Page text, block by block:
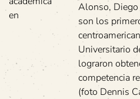
Alonso, Diego
son los
Universitario
lograron
competencia
(foto Dennis
en